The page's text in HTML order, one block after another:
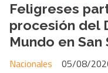
Feligreses
procesión del
Mundo en San
Nacionales
05/08/